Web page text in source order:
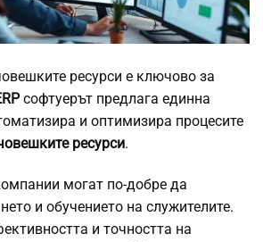
ресурси е ключово за
софтуерът предлага единна
и оптимизира процесите
ресурси.
могат по-добре да
и обучението на служителите.
и точността на